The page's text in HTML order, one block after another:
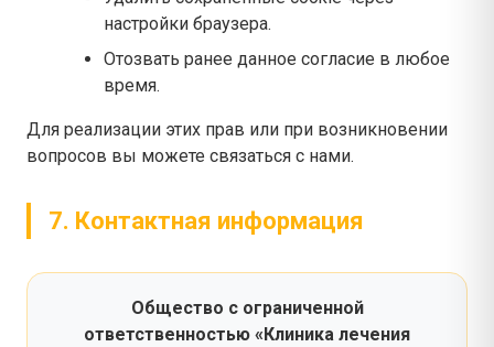
настройки браузера.
Отозвать ранее данное согласие в любое
время.
Для реализации этих прав или при возникновении
вопросов вы можете связаться с нами.
7. Контактная информация
Общество с ограниченной
ответственностью «Клиника лечения